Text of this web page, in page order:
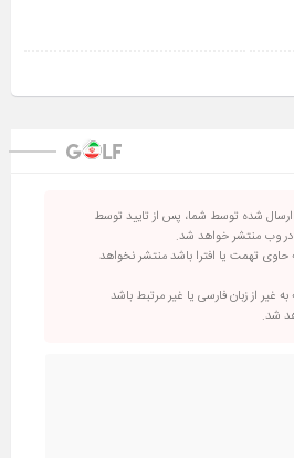
شده توسط شما، پس از تایید توسط
در وب منتشر خواهد شد.
حاوی تهمت یا افترا باشد منتشر نخواهد
غیر از زبان فارسی یا غیر مرتبط باشد
شد.